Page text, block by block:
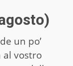
un po’
al vostro